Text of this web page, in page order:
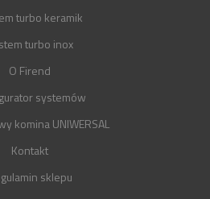
turbo keramik
turbo inox
O Firend
systemów
komina UNIWERSAL
Kontakt
sklepu